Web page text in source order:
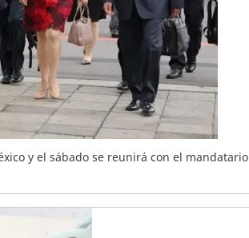
y el sábado se reunirá con el mandatario